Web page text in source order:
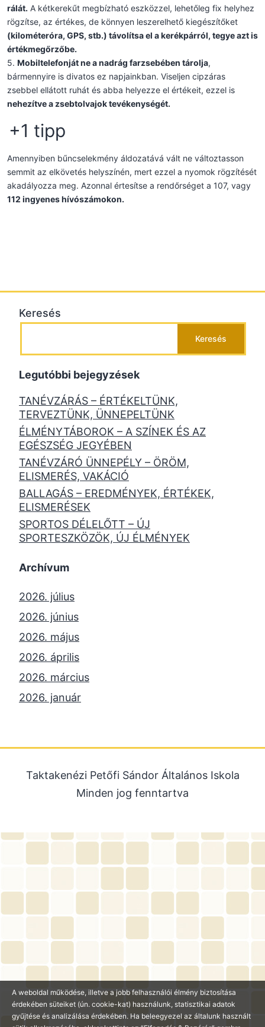
rálát. A kétkerekűt megbízható eszközzel, lehetőleg fix helyhez
rögzítse, az értékes, de könnyen leszerelhető kiegészítőket
(kilométeróra, GPS, stb.) távolítsa el a kerékpárról, tegye azt is
értékmegőrzőbe.
5. Mobiltelefonját ne a nadrág farzsebében tárolja,
bármennyire is divatos ez napjainkban. Viseljen cipzáras
zsebbel ellátott ruhát és abba helyezze el értékeit, ezzel is
nehezítve a zsebtolvajok tevékenységét.
+1 tipp
Amennyiben bűncselekmény áldozatává vált ne változtasson
semmit az elkövetés helyszínén, mert ezzel a nyomok rögzítését
akadályozza meg. Azonnal értesítse a rendőrséget a 107, vagy
112 ingyenes hívószámokon.
Keresés
Keresés
Legutóbbi bejegyzések
TANÉVZÁRÁS – ÉRTÉKELTÜNK,
TERVEZTÜNK, ÜNNEPELTÜNK
ÉLMÉNYTÁBOROK – A SZÍNEK ÉS AZ
EGÉSZSÉG JEGYÉBEN
TANÉVZÁRÓ ÜNNEPÉLY – ÖRÖM,
ELISMERÉS, VAKÁCIÓ
BALLAGÁS – EREDMÉNYEK, ÉRTÉKEK,
ELISMERÉSEK
SPORTOS DÉLELŐTT – ÚJ
SPORTESZKÖZÖK, ÚJ ÉLMÉNYEK
Archívum
2026. július
2026. június
2026. május
2026. április
2026. március
2026. január
2025. július
2025. június
2025. április
2024. november
2024. október
2024. július
2024. június
2024. május
2024. április
Taktakenézi Petőfi Sándor Általános Iskola
Minden jog fenntartva
A weboldal működése, illetve a jobb felhasználói élmény biztosítása
érdekében süteiket (ún. cookie-kat) használunk, statisztikai adatok
gyűjtése és analizálása érdekében. Ha beleegyezel az általunk használt